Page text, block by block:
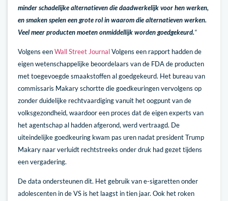
minder schadelijke alternatieven die daadwerkelijk voor hen werken,
en smaken spelen een grote rol in waarom die alternatieven werken.
Veel meer producten moeten onmiddellijk worden goedgekeurd.“
Volgens eenWall Street JournalVolgens een rapport hadden de
eigen wetenschappelijke beoordelaars van de FDA de producten
met toegevoegde smaakstoffen al goedgekeurd. Het bureau van
commissaris Makary schortte die goedkeuringen vervolgens op
zonder duidelijke rechtvaardiging vanuit het oogpunt van de
volksgezondheid, waardoor een proces dat de eigen experts van
het agentschap al hadden afgerond, werd vertraagd. De
uiteindelijke goedkeuring kwam pas uren nadat president Trump
Makary naar verluidt rechtstreeks onder druk had gezet tijdens
een vergadering.
De data ondersteunen dit. Het gebruik van e-sigaretten onder
adolescenten in de VS is het laagst in tien jaar. Ook het roken